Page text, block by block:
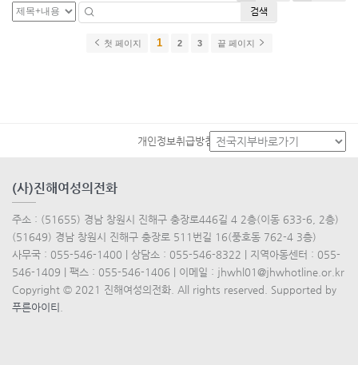
검색
첫 페이지 1 2 3 끝 페이지
개인정보취급방침
(사)진해여성의전화
주소 : (51655) 경남 창원시 진해구 충장로446길 4 2층(이동 633-6, 2층)
(51649) 경남 창원시 진해구 충장로 511번길 16(풍호동 762-4 3층)
사무국 : 055-546-1400 | 상담소 : 055-546-8322 | 지역아동센터 : 055-
546-1409 | 팩스 : 055-546-1406 | 이메일 : jhwhl01@jhwhotline.or.kr
Copyright © 2021 진해여성의전화. All rights reserved. Supported by
푸른아이티